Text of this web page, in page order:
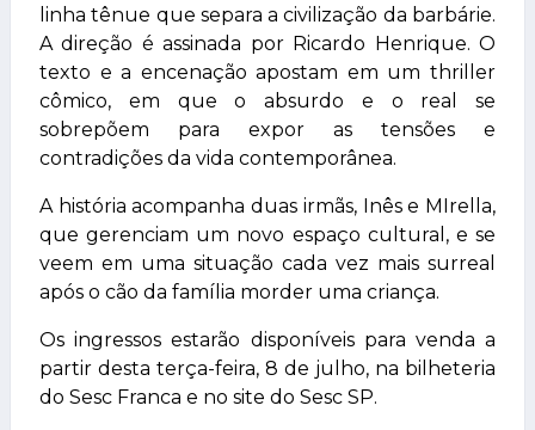
linha tênue que separa a civilização da barbárie.
A direção é assinada por Ricardo Henrique. O
texto e a encenação apostam em um thriller
cômico, em que o absurdo e o real se
sobrepõem para expor as tensões e
contradições da vida contemporânea.
A história acompanha duas irmãs, Inês e MIrella,
que gerenciam um novo espaço cultural, e se
veem em uma situação cada vez mais surreal
após o cão da família morder uma criança.
Os ingressos estarão disponíveis para venda a
partir desta terça-feira, 8 de julho, na bilheteria
do Sesc Franca e no site do Sesc SP.